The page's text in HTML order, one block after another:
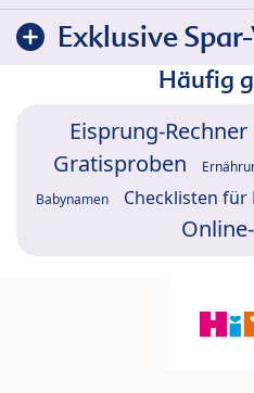
Exklusive
Häufig
Eisprung-Rechner
Gratisproben
Babynamen Checklisten für